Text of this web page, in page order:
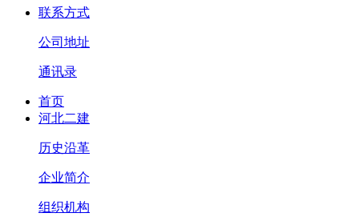
联系方式
公司地址
通讯录
首页
河北二建
历史沿革
企业简介
组织机构